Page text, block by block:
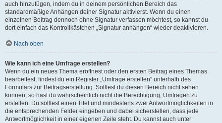
auch hinzufügen, indem du in deinem persönlichen Bereich das
standardmäßige Anhängen deiner Signatur aktivierst. Wenn du einen
einzelnen Beitrag dennoch ohne Signatur verfassen möchtest, so kannst du
dort einfach das Kontrollkästchen „Signatur anhängen“ wieder deaktivieren.
Nach oben
Wie kann ich eine Umfrage erstellen?
Wenn du ein neues Thema eröffnest oder den ersten Beitrag eines Themas
bearbeitest, findest du ein Register „Umfrage erstellen“ unterhalb des
Formulars zur Beitragserstellung. Solltest du diesen Bereich nicht sehen
können, so hast du wahrscheinlich nicht die Berechtigung, Umfragen zu
erstellen. Du solltest einen Titel und mindestens zwei Antwortmöglichkeiten in
die entsprechenden Felder eingeben und dabei sicherstellen, dass jede
Antwortmöglichkeit in einer eigenen Zeile steht. Du kannst auch unter